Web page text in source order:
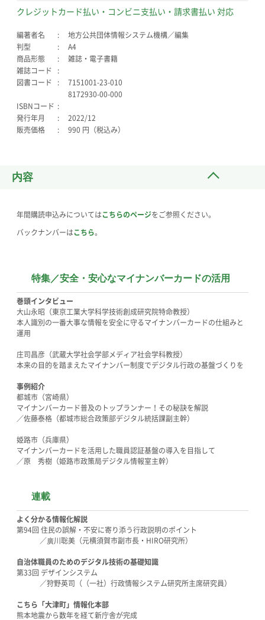
クレジットカード払い・コンビニ支払い・請求書払い 対応
編著者名
地方公共団体情報システム機構／編集
判型
A4
商品形態
雑誌・電子書籍
雑誌コード
図書コード
7151001-23-010
8172930-00-000
ISBNコード
発行年月
2022/12
販売価格
990 円（税込み）
内容
年間購読申込みについてはこちらのページをご参照ください。
バックナンバーはこちら。
特集／安全・安心なマイナンバーカードの活用
巻頭インタビュー
大山永昭（東京工業大学科学技術創成研究院特命教授）
本人識別の一番大事な情報を安全に守るマイナンバーカードの仕組みと
運用
庄司昌彦（武蔵大学社会学部メディア社会学科教授）
本来の目的を踏まえたマイナンバー制度でデジタル行政の基盤づくりを
事例紹介
都城市（宮崎県）
マイナンバーカード普及のトップランナー！その秘訣を解説
／佐藤泰格（都城市総合政策部デジタル統括課副主幹）
姫路市（兵庫県）
マイナンバーカードを活用した職員認証基盤の導入を目指して
／原 秀樹（姫路市政策局デジタル情報室主幹）
連載
よく分かる情報化解説
第94回 住民の誤解・不安に寄り添う行政説明のポイント
／廣川聡美（元横須賀市副市長・HIRO研究所）
自治体職員のためのデジタル技術の基礎知識
第33回 デザインシステム
／狩野英司（（一社）行政情報システム研究所主席研究員）
こちら「大津町」情報化本部
熊本地震から数年を経て新庁舎が完成